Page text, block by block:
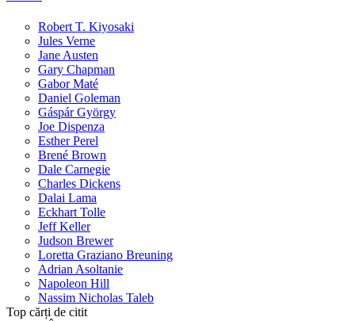
Robert T. Kiyosaki
Jules Verne
Jane Austen
Gary Chapman
Gabor Maté
Daniel Goleman
Gáspár György
Joe Dispenza
Esther Perel
Brené Brown
Dale Carnegie
Charles Dickens
Dalai Lama
Eckhart Tolle
Jeff Keller
Judson Brewer
Loretta Graziano Breuning
Adrian Asoltanie
Napoleon Hill
Nassim Nicholas Taleb
Top cărți de citit